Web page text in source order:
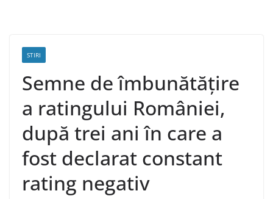
STIRI
Semne de îmbunătățire
a ratingului României,
după trei ani în care a
fost declarat constant
rating negativ